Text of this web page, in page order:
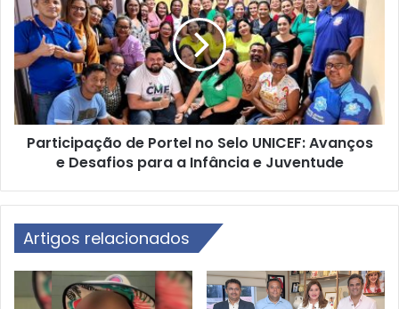
e
P
r
t
e
l
t
i
p
r
t
i
c
i
p
a
o
r
Participação de Portel no Selo UNICEF: Avanços
e Desafios para a Infância e Juventude
Artigos relacionados